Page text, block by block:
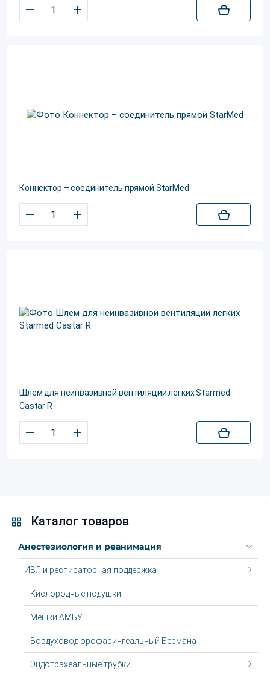
– +
Коннектор – соединитель прямой StarMed
– +
Шлем для неинвазивной вентиляции легких Starmed
Castar R
– +
Каталог товаров
Анестезиология и реанимация
ИВЛ и респираторная поддержка
Кислородные подушки
Мешки АМБУ
Воздуховод орофарингеальный Бермана
Эндотрахеальные трубки